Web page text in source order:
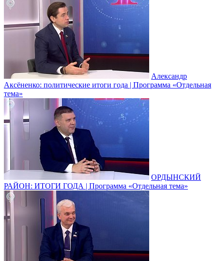
Александр
Аксёненко: политические итоги года | Программа «Отдельная
тема»
ОРДЫНСКИЙ
РАЙОН: ИТОГИ ГОДА | Программа «Отдельная тема»